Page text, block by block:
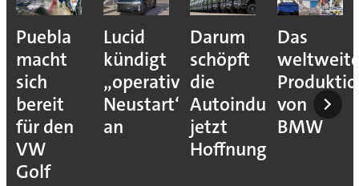
Puebla
macht
sich
bereit
für den
VW
Golf
Lucid
kündigt
„operativen
Neustart“
an
Darum
schöpft
die
Autoindustrie
jetzt
Hoffnung
Das
von
BMW